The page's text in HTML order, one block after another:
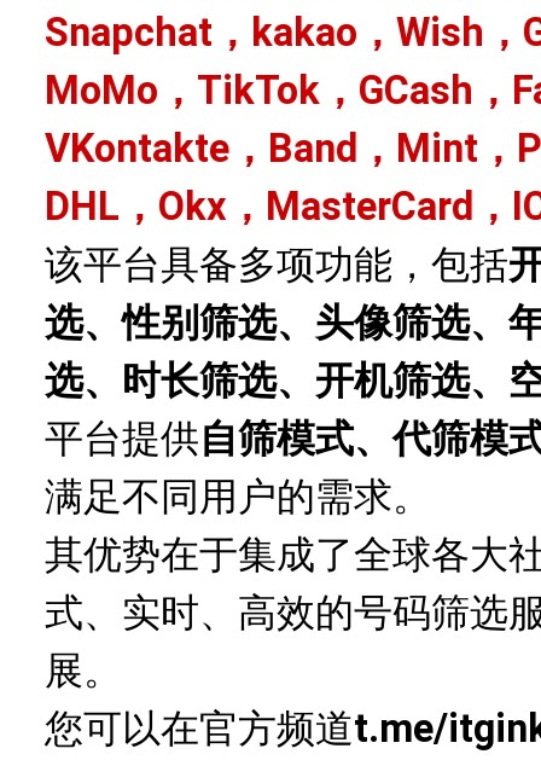
Snapchat，kakao，Wish，
MoMo，TikTok，GCash，
VKontakte，Band，Mint，
DHL，Okx，MasterCard，
该平台具备多项功能，包括
选、性别筛选、头像筛选、
选、时长筛选、开机筛选、
平台提供自筛模式、代筛模
满足不同用户的需求。
其优势在于集成了全球各大
式、实时、高效的号码筛选
展。
您可以在官方频道t.me/